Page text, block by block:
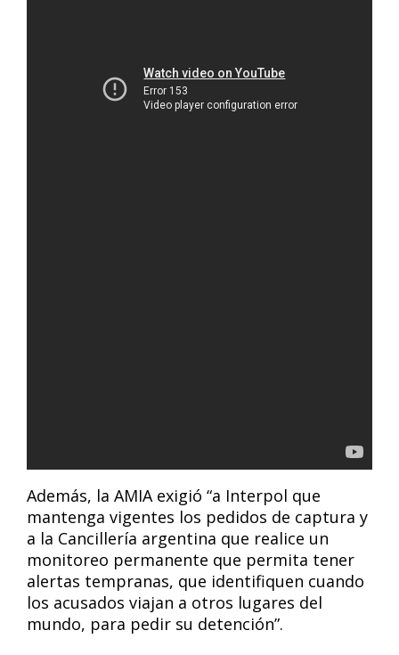
Además, la AMIA exigió “a Interpol que
mantenga vigentes los pedidos de captura y
a la Cancillería argentina que realice un
monitoreo permanente que permita tener
alertas tempranas, que identifiquen cuando
los acusados viajan a otros lugares del
mundo, para pedir su detención”.